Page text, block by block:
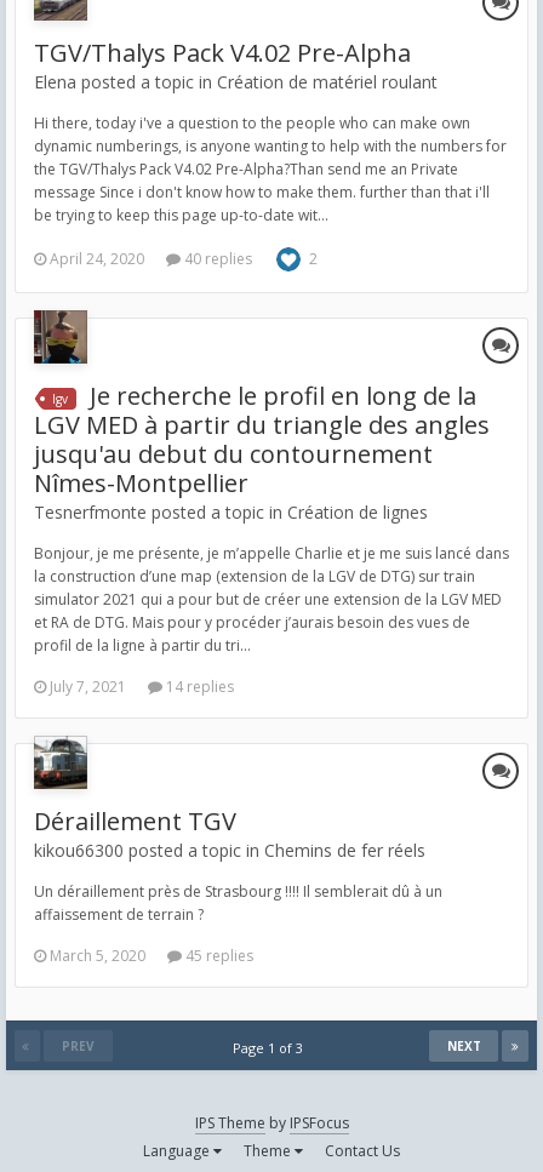
TGV/Thalys Pack V4.02 Pre-Alpha
Elena posted a topic in Création de matériel roulant
Hi there, today i've a question to the people who can make own
dynamic numberings, is anyone wanting to help with the numbers for
the TGV/Thalys Pack V4.02 Pre-Alpha?Than send me an Private
message Since i don't know how to make them. further than that i'll
be trying to keep this page up-to-date wit...
April 24, 2020 40 replies 2
lgv
Je recherche le profil en long de la
LGV MED à partir du triangle des angles
jusqu'au debut du contournement
Nîmes-Montpellier
Tesnerfmonte posted a topic in Création de lignes
Bonjour, je me présente, je m’appelle Charlie et je me suis lancé dans
la construction d’une map (extension de la LGV de DTG) sur train
simulator 2021 qui a pour but de créer une extension de la LGV MED
et RA de DTG. Mais pour y procéder j’aurais besoin des vues de
profil de la ligne à partir du tri...
July 7, 2021
14 replies
Déraillement TGV
kikou66300 posted a topic in Chemins de fer réels
Un déraillement près de Strasbourg !!!! Il semblerait dû à un
affaissement de terrain ?
March 5, 2020
45 replies
PREV NEXT
Page 1 of 3
IPS Theme by IPSFocus
Language
Theme Contact Us